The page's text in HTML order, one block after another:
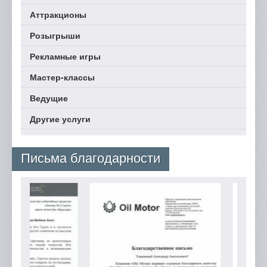
Аттракционы
Розыгрыши
Рекламные игры
Мастер-классы
Ведущие
Другие услуги
Письма благодарности